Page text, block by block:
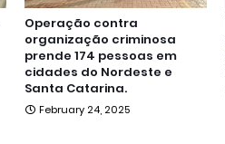
Operação contra
organização criminosa
prende 174 pessoas em
cidades do Nordeste e
Santa Catarina.
February 24, 2025